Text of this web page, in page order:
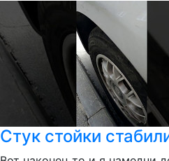
Стук стойки